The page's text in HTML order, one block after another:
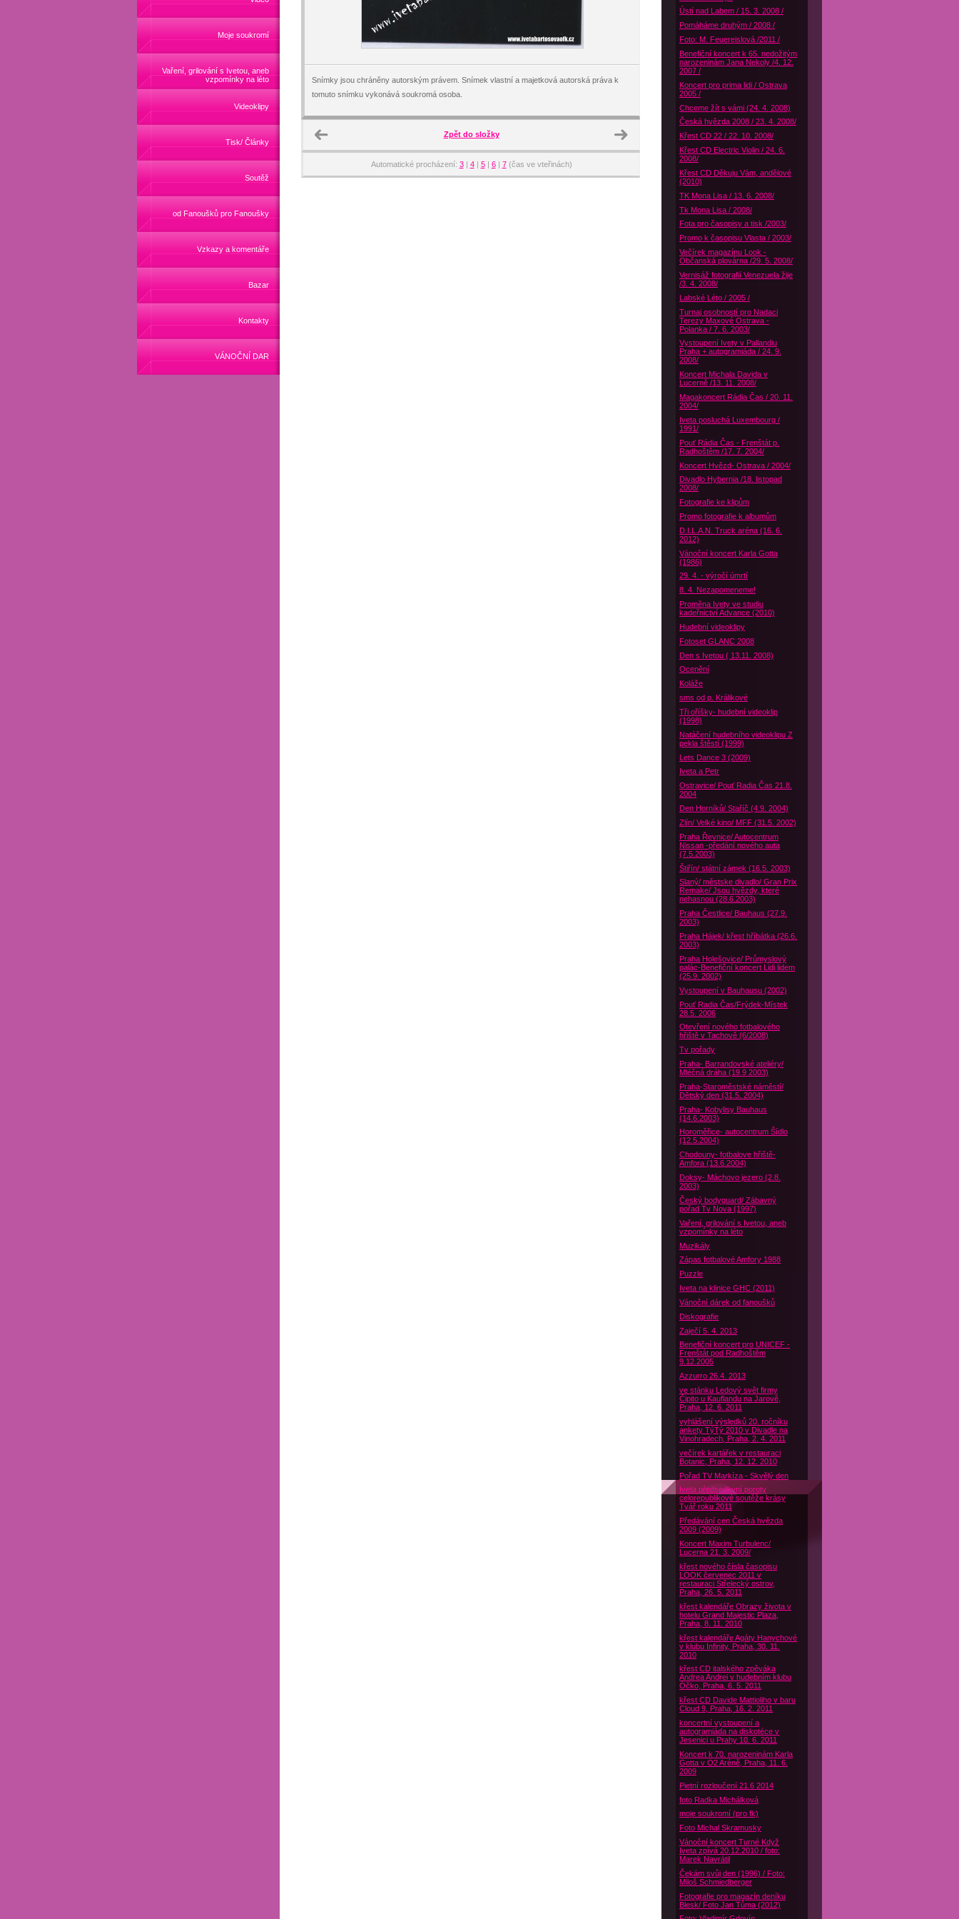
Moje soukromí
Vaření, grilování s Ivetou, aneb
vzpomínky na léto
Videoklipy
Tisk/ Články
Soutěž
od Fanoušků pro Fanoušky
Vzkazy a komentáře
Bazar
Kontakty
VÁNOČNÍ DAR
Snímky jsou chráněny autorským právem. Snímek vlastní a majetková autorská práva k
tomuto snímku vykonává soukromá osoba.
Zpět do složky
Automatické procházení: 3| 4| 5| 6| 7(čas ve vteřinách)
Ústí nad Labem / 15. 3. 2008 /
Pomáháme druhým / 2008 /
Foto: M. Feuereislová /2011 /
Benefiční koncert k 65. nedožitým
narozeninám Jana Nekoly /4. 12.
2007 /
Koncert pro prima lidi / Ostrava
2005 /
Chceme žít s vámi (24. 4. 2008)
Česká hvězda 2008 / 23. 4. 2008/
Křest CD 22 / 22. 10. 2008/
Křest CD Electric Violin / 24. 6.
2008/
Křest CD Děkuju Vám, andělové
(2010)
TK Mona Lisa / 13. 6. 2008/
Tk Mona Lisa / 2008/
Fota pro časopisy a tisk /2003/
Promo k časopisu Vlasta / 2003/
Večírek magazínu Look -
Občanská plovárna /29. 5. 2008/
Vernisáž fotografií Venezuela žije
/3. 4. 2008/
Labské Léto / 2005 /
Turnaj osobností pro Nadaci
Terezy Maxové Ostrava -
Polanka / 7. 6. 2003/
Vystoupení Ivety v Pallandiu
Praha + autogramiáda / 24. 9.
2008/
Koncert Michala Davida v
Lucerně /13. 11. 2008/
Magakoncert Rádia Čas / 20. 11.
2004/
Iveta posluchá Luxembourg /
1991/
Pouť Rádia Čas - Frenštát p.
Radhoštěm /17. 7. 2004/
Koncert Hvězd- Ostrava / 2004/
Divadlo Hybernia /18. listopad
2008/
Fotografie ke klipům
Promo fotografie k albumům
D.I.L.A.N. Truck aréna (16. 6.
2012)
Vánoční koncert Karla Gotta
(1986)
29. 4. - výročí úmrtí
8. 4. Nezapomeneme!
Proměna Ivety ve studiu
kadeřnictví Advance (2010)
Hudební videoklipy
Fotoset GLANC 2008
Den s Ivetou ( 13.11. 2008)
Ocenění
Koláže
sms od p. Králikové
Tři oříšky- hudební videoklip
(1998)
Natáčení hudebního videoklipu Z
pekla štěstí (1999)
Lets Dance 3 (2009)
Iveta a Petr
Ostravice/ Pouť Radia Čas 21.8.
2004
Den Horníků/ Staříč (4.9. 2004)
Zlín/ Velké kino/ MFF (31.5. 2002)
Praha Řevnice/ Autocentrum
Nissan -předání nového auta
(7.5.2003)
Štiřín/ státní zámek (16.5. 2003)
Slaný/ městske divadlo/ Gran Prix
Remake/ Jsou hvězdy, které
nehasnou (28.6.2003)
Praha Čestlice/ Bauhaus (27.9.
2003)
Praha Hájek/ křest hříbátka (26.6.
2003)
Praha Holešovice/ Průmyslový
palác-Benefiční koncert Lidi lidem
(25.9. 2002)
Vystoupení v Bauhausu (2002)
Pouť Radia Čas/Frýdek-Místek
28.5. 2006
Otevření nového fotbalového
hřiště v Tachově (6/2008)
Tv pořady
Praha- Barrandovské ateliéry/
Mléčná dráha (19.9 2003)
Praha-Staroměstské náměstí/
Dětský den (31.5. 2004)
Praha- Kobylisy Bauhaus
(14.6.2003)
Horoměřice- autocentrum Šídlo
(12.5.2004)
Chodouny- fotbalove hřiště-
Amfora (13.6.2004)
Doksy- Máchovo jezero (2.8.
2003)
Český bodyguard/ Zábavný
pořad Tv Nova (1997)
Vaření, grilování s Ivetou, aneb
vzpomínky na léto
Muzikály
Zápas fotbalové Amfory 1988
Puzzle
Iveta na klinice GHC (2011)
Vánoční dárek od fanoušků
Diskografie
Zaječí 5. 4. 2013
Benefiční koncert pro UNICEF -
Frenštát pod Radhoštěm
9.12.2005
Azzurro 26.4. 2013
ve stánku Ledový svět firmy
Čipito u Kauflandu na Jarově,
Praha, 12. 6. 2011
vyhlášení výsledků 20. ročníku
ankety TýTý 2010 v Divadle na
Vinohradech, Praha, 2. 4. 2011
večírek kartářek v restauraci
Botanic, Praha, 12. 12. 2010
Pořad TV Markíza - Skvělý den
Iveta předsedkyní poroty
celorepublikové soutěže krásy
Tvář roku 2011
Předávání cen Česká hvězda
2009 (2009)
Koncert Maxim Turbulenc/
Lucerna 21. 3. 2009/
křest nového čísla časopisu
LOOK červenec 2011 v
restauraci Střelecký ostrov,
Praha, 26. 5. 2011
křest kalendáře Obrazy života v
hotelu Grand Majestic Plaza,
Praha, 8. 11. 2010
křest kalendáře Agáty Hanychové
v klubu Infinity, Praha, 30. 11.
2010
křest CD italského zpěváka
Andrea Andrei v hudebním klubu
Óčko, Praha, 6. 5. 2011
křest CD Davide Mattioliho v baru
Cloud 9, Praha, 16. 2. 2011
koncertní vystoupení a
autogramiáda na diskotéce v
Jesenici u Prahy 10. 6. 2011
Koncert k 70. narozeninám Karla
Gotta v O2 Aréně, Praha, 11. 6.
2009
Pietní rozloučení 21.6 2014
foto Radka Michálková
moje soukromí (pro fk)
Foto Michal Skramusky
Vánoční koncert Turné Když
Iveta zpívá 20.12.2010 / foto:
Marek Navrátil
Čekám svůj den (1996) / Foto:
Miloš Schmiedberger
Fotografie pro magazín deníku
Blesk/ Foto Jan Tůma (2012)